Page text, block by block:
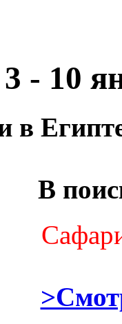
3 - 10
в
В